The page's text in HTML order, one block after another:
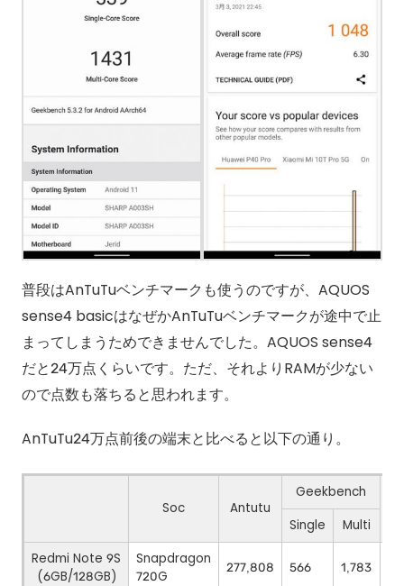
普段はAnTuTuベンチマークも使うのですが、AQUOS
sense4 basicはなぜかAnTuTuベンチマークが途中で止
まってしまうためできませんでした。AQUOS sense4
だと24万点くらいです。ただ、それよりRAMが少ない
ので点数も落ちると思われます。
AnTuTu24万点前後の端末と比べると以下の通り。
Soc Antutu
Geekbench
Single
Multi
Redmi Note 9S
(6GB/128GB)
Snapdragon
720G
277,808 566 1,783